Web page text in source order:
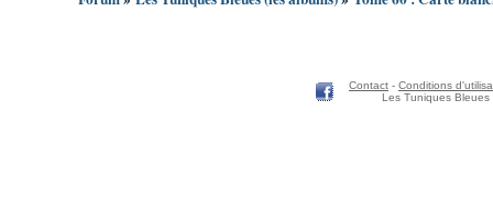
Contact - Conditions
Les Tuniques